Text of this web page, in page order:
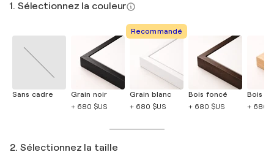
1. Sélectionnez la couleur
Sans cadre
Grain noir
+ 680 $US
Recommandé
Grain blanc
+ 680 $US
Bois foncé
+ 680 $US
Bois
+ 680
2. Sélectionnez la taille